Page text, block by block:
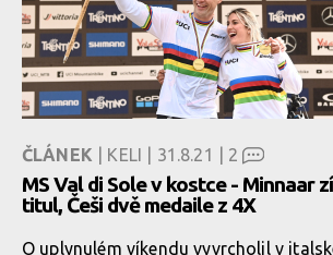
ČLÁNEK | KELI | 31.8.21 | 2
MS Val di Sole v kostce - Minnaar
titul, Češi dvě medaile z 4X
O uplynulém víkendu vyvrcholil v